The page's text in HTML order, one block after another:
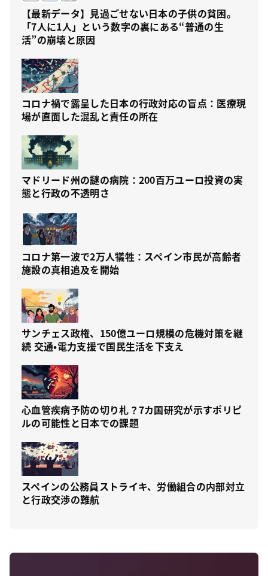
【最新データ】見過ごせない日本の子供の貧困。
「7人に1人」という数字の裏にある“普通の生
活”の崩壊と原因
コロナ禍で露呈した日本の行政対応の盲点：医療現
場が直面した混乱と責任の所在
マドリード州の謎の病院：200百万ユーロ投資の実
態と行政の不透明さ
コロナ第一波で2万人犠牲：スペイン市民が高齢者
施設の真相追及を開始
サンチェス政権、150億ユーロ規模の危機対策を継
続 交通・電力支援で国民生活を下支え
心血管疾病予防の切り札？7カ国研究が示すポリピ
ルの可能性と日本での課題
スペインの公務員ストライキ、労働組合の内部対立
と行政交渉の難航